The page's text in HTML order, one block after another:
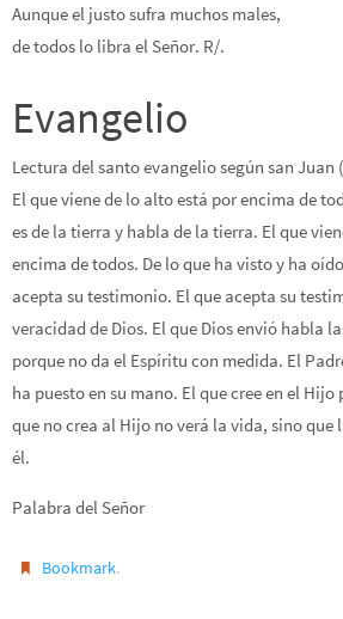
Aunque el justo sufra muchos males,
de todos lo libra el Señor. R/.
Evangelio
Lectura del santo evangelio según san Juan
El que viene de lo alto está por encima de
es de la tierra y habla de la tierra. El que
encima de todos. De lo que ha visto y ha
acepta su testimonio. El que acepta su
veracidad de Dios. El que Dios envió habla
porque no da el Espíritu con medida. El
ha puesto en su mano. El que cree en el Hijo
que no crea al Hijo no verá la vida, sino que
él.
Palabra del Señor
Bookmark.